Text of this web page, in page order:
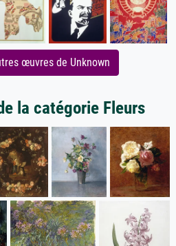
œuvres de Unknown
la catégorie Fleurs